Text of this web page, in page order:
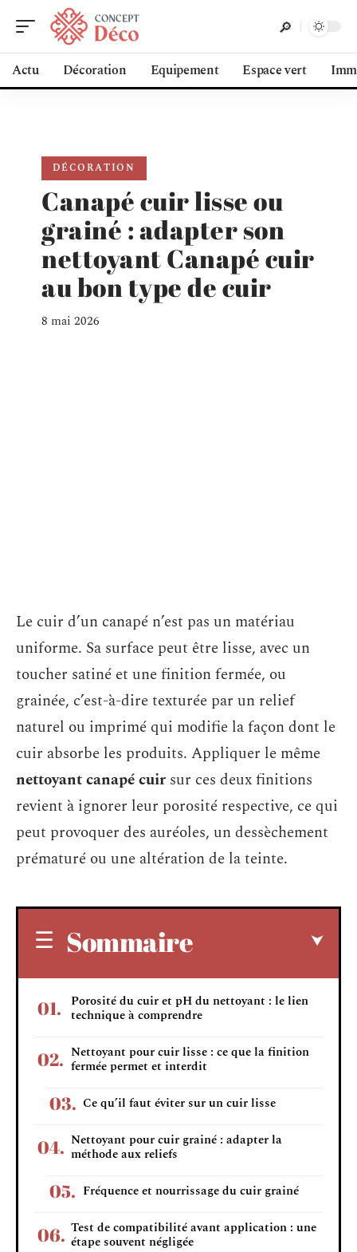
Actu Décoration Equipement Espace vert
DÉCORATION
Canapé cuir lisse ou
grainé : adapter son
nettoyant Canapé cuir
au bon type de cuir
8 mai 2026
Le cuir d’un canapé n’est pas un matériau
uniforme. Sa surface peut être lisse, avec un
toucher satiné et une finition fermée, ou
grainée, c’est-à-dire texturée par un relief
naturel ou imprimé qui modifie la façon dont le
cuir absorbe les produits. Appliquer le même
nettoyant canapé cuir sur ces deux finitions
revient à ignorer leur porosité respective, ce qui
peut provoquer des auréoles, un dessèchement
prématuré ou une altération de la teinte.
Sommaire
Porosité du cuir et pH du nettoyant : le lien
technique à comprendre
Nettoyant pour cuir lisse : ce que la finition
fermée permet et interdit
Ce qu’il faut éviter sur un cuir lisse
Nettoyant pour cuir grainé : adapter la
méthode aux reliefs
Fréquence et nourrissage du cuir grainé
Test de compatibilité avant application : une
étape souvent négligée